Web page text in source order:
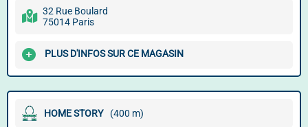
32 Rue Boulard
75014 Paris
PLUS D'INFOS SUR CE MAGASIN
HOME STORY (400 m)